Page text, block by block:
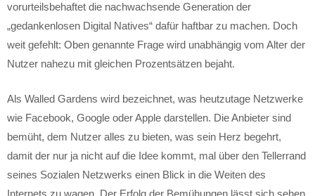
vorurteilsbehaftet die nachwachsende Generation der
„gedankenlosen Digital Natives“ dafür haftbar zu machen. Doch
weit gefehlt: Oben genannte Frage wird unabhängig vom Alter der
Nutzer nahezu mit gleichen Prozentsätzen bejaht.
Als Walled Gardens wird bezeichnet, was heutzutage Netzwerke
wie Facebook, Google oder Apple darstellen. Die Anbieter sind
bemüht, dem Nutzer alles zu bieten, was sein Herz begehrt,
damit der nur ja nicht auf die Idee kommt, mal über den Tellerrand
seines Sozialen Netzwerks einen Blick in die Weiten des
Internets zu wagen. Der Erfolg der Bemühungen lässt sich sehen.